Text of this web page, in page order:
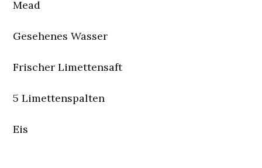
Mead
Gesehenes Wasser
Frischer Limettensaft
5 Limettenspalten
Eis